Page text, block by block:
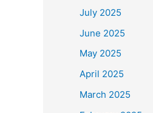
July 2025
June 2025
May 2025
April 2025
March 2025